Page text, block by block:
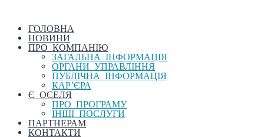
ГОЛОВНА
НОВИНИ
ПРО КОМПАНІЮ
ЗАГАЛЬНА ІНФОРМАЦІЯ
ОРГАНИ УПРАВЛІННЯ
ПУБЛІЧНА ІНФОРМАЦІЯ
КАР’ЄРА
Є ОСЕЛЯ
ПРО ПРОГРАМУ
ІНШІ ПОСЛУГИ
ПАРТНЕРАМ
КОНТАКТИ